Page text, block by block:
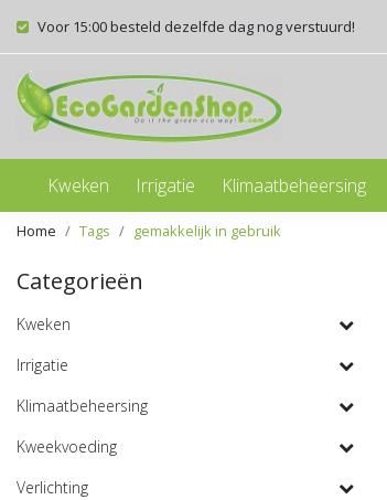
Voor 15:00 besteld dezelfde dag nog verstuurd!
Kweken Irrigatie Klimaatbeheersing
Home Tags gemakkelijk in gebruik
Categorieën
Kweken
Irrigatie
Klimaatbeheersing
Kweekvoeding
Verlichting